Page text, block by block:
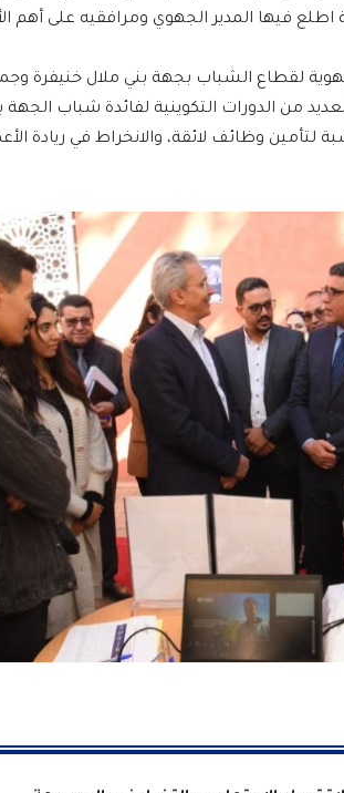
فيها المدير الجهوي ومرافقيه على أهم
لقطاع الشباب بجهة بني ملال خنيفرة
من الدورات التكوينية لفائدة شباب الجهة
لتأمين وظائف لائقة، والانخراط في ريادة